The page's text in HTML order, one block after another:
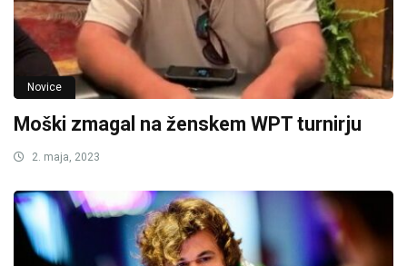
Novice
Moški zmagal na ženskem WPT turnirju
2. maja, 2023